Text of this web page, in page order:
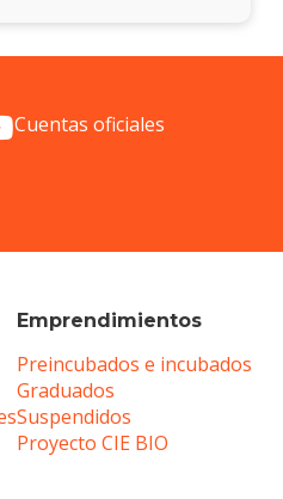
Emprendimientos
Preincubados e incubados
Graduados
Suspendidos
Proyecto CIE BIO
Cuentas oficiales